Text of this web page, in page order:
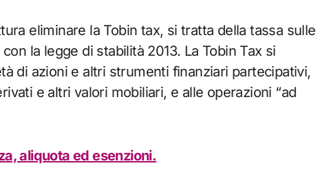
eliminare la Tobin tax, si tratta della tassa sulle
la legge di stabilità 2013. La Tobin Tax si
di azioni e altri strumenti finanziari partecipativi,
e altri valori mobiliari, e alle operazioni “ad
aliquota ed esenzioni.